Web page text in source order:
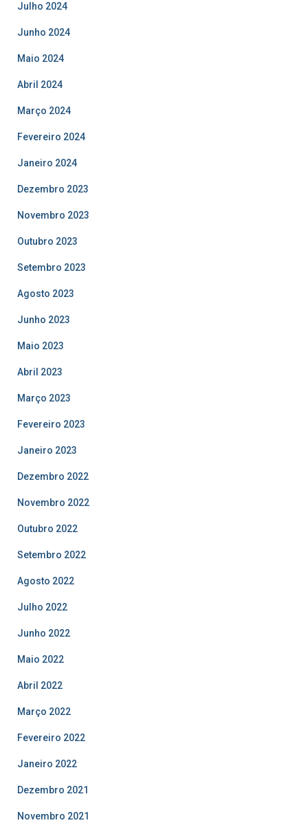
Julho 2024
Junho 2024
Maio 2024
Abril 2024
Março 2024
Fevereiro 2024
Janeiro 2024
Dezembro 2023
Novembro 2023
Outubro 2023
Setembro 2023
Agosto 2023
Junho 2023
Maio 2023
Abril 2023
Março 2023
Fevereiro 2023
Janeiro 2023
Dezembro 2022
Novembro 2022
Outubro 2022
Setembro 2022
Agosto 2022
Julho 2022
Junho 2022
Maio 2022
Abril 2022
Março 2022
Fevereiro 2022
Janeiro 2022
Dezembro 2021
Novembro 2021